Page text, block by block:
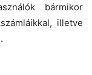
bármikor
illetve